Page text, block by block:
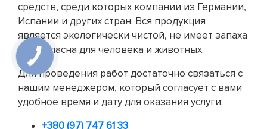
средств, среди которых компании из Германии,
Испании и других стран. Вся продукция
является экологически чистой, не имеет запаха
и безопасна для человека и животных.
Для проведения работ достаточно связаться с
нашим менеджером, который согласует с вами
удобное время и дату для оказания услуги:
+380 (97) 747 61 33